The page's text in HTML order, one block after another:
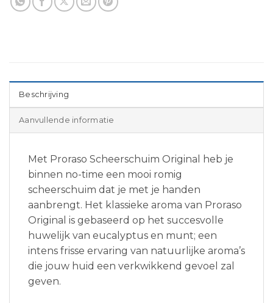
Beschrijving
Aanvullende informatie
Met Proraso Scheerschuim Original heb je
binnen no-time een mooi romig
scheerschuim dat je met je handen
aanbrengt. Het klassieke aroma van Proraso
Original is gebaseerd op het succesvolle
huwelijk van eucalyptus en munt; een
intens frisse ervaring van natuurlijke aroma’s
die jouw huid een verkwikkend gevoel zal
geven.